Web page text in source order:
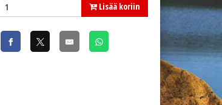
Lisää koriin